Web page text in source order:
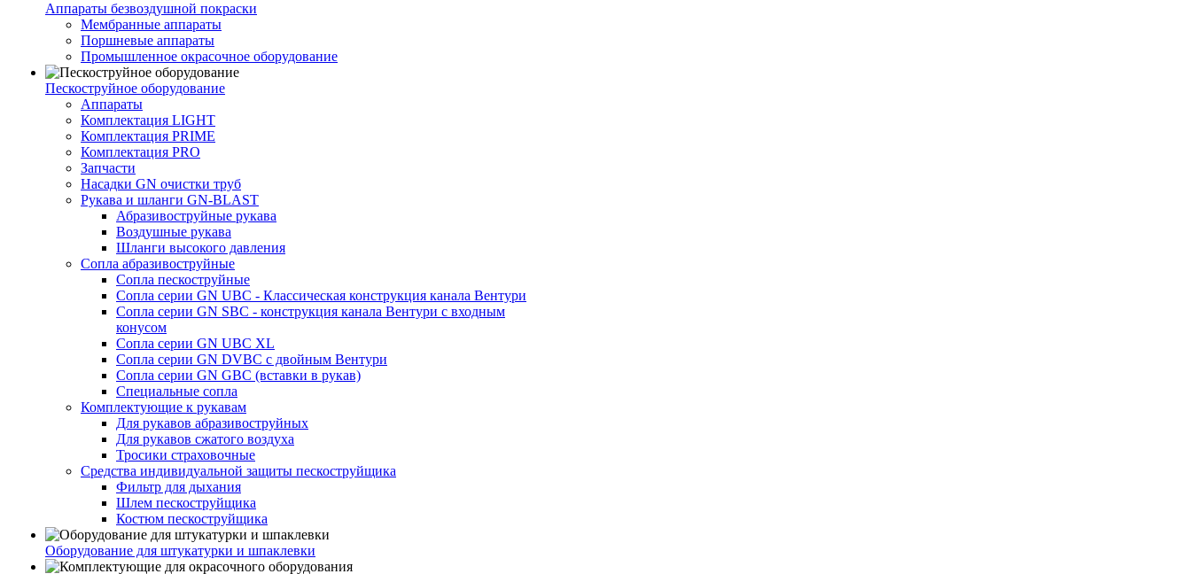
Аппараты безвоздушной покраски
Мембранные аппараты
Поршневые аппараты
Промышленное окрасочное оборудование
Пескоструйное оборудование
Аппараты
Комплектация LIGHT
Комплектация PRIME
Комплектация PRO
Запчасти
Насадки GN очистки труб
Рукава и шланги GN-BLAST
Абразивоструйные рукава
Воздушные рукава
Шланги высокого давления
Сопла абразивоструйные
Сопла пескоструйные
Сопла серии GN UBC - Классическая конструкция канала Вентури
Сопла серии GN SBC - конструкция канала Вентури c входным
конусом
Сопла серии GN UBC XL
Сопла серии GN DVBC с двойным Вентури
Сопла серии GN GBC (вставки в рукав)
Специальные сопла
Комплектующие к рукавам
Для рукавов абразивоструйных
Для рукавов сжатого воздуха
Тросики страховочные
Средства индивидуальной защиты пескоструйщика
Фильтр для дыхания
Шлем пескоструйщика
Костюм пескоструйщика
Оборудование для штукатурки и шпаклевки